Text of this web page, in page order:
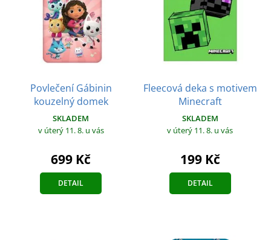
Povlečení Gábinin
kouzelný domek
SKLADEM
v úterý 11. 8. u vás
699 Kč
DETAIL
Fleecová deka s motivem
Minecraft
SKLADEM
v úterý 11. 8. u vás
199 Kč
DETAIL